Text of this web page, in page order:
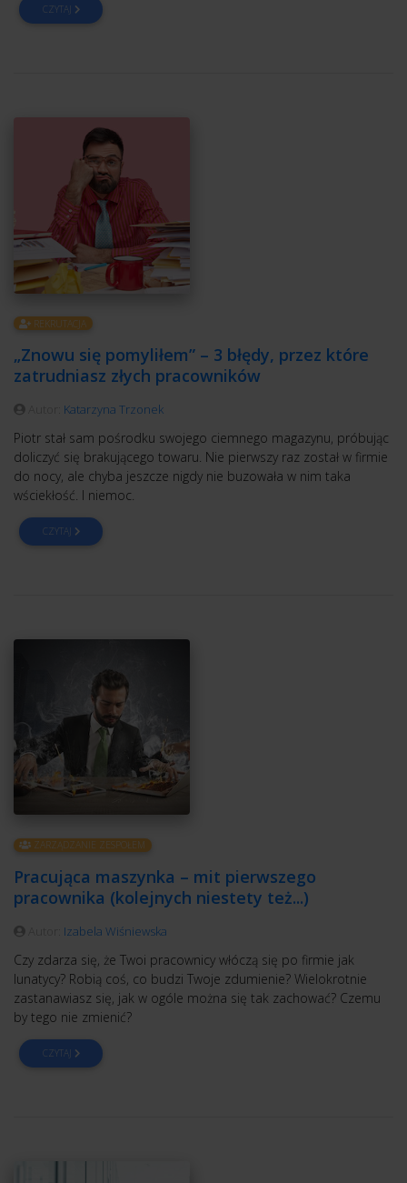
CZYTAJ
REKRUTACJA
„Znowu się pomyliłem” – 3 błędy, przez które
zatrudniasz złych pracowników
Katarzyna Trzonek
Piotr stał sam pośrodku swojego ciemnego magazynu, próbując
doliczyć się brakującego towaru. Nie pierwszy raz został w firmie
do nocy, ale chyba jeszcze nigdy nie buzowała w nim taka
wściekłość. I niemoc.
CZYTAJ
ZARZĄDZANIE ZESPOŁEM
Pracująca maszynka – mit pierwszego
pracownika (kolejnych niestety też...)
Izabela Wiśniewska
Czy zdarza się, że Twoi pracownicy włóczą się po firmie jak
lunatycy? Robią coś, co budzi Twoje zdumienie? Wielokrotnie
zastanawiasz się, jak w ogóle można się tak zachować? Czemu
by tego nie zmienić?
CZYTAJ